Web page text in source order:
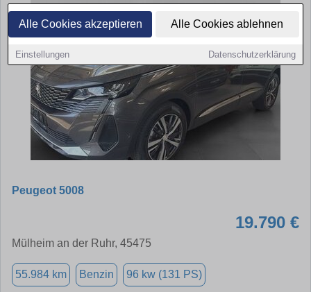
Alle Cookies akzeptieren Alle Cookies ablehnen
Einstellungen Datenschutzerklärung
Peugeot 5008
19.790 €
Mülheim an der Ruhr, 45475
55.984 km Benzin 96 kw (131 PS)